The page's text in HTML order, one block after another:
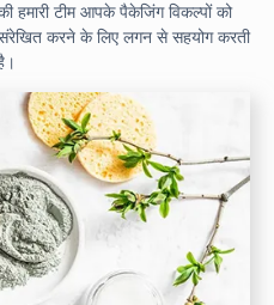
हमारी टीम आपके पैकेजिंग विकल्पों को
करने के लिए लगन से सहयोग करती